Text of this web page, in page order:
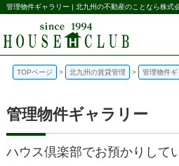
管理物件ギャラリー | 北九州の不動産のことなら株式
TOPページ 北九州の賃貸管理 管理物件ギ
管理物件ギャラリー
ハウス倶楽部でお預かりして